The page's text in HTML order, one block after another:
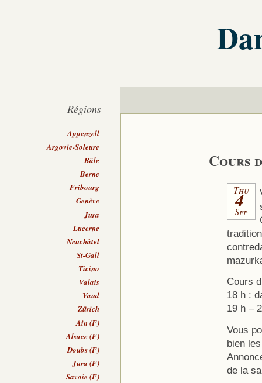
Cours
Thu
4
Sep
Cours
18 h :
19 h –
Vous
bien
de la
Régions
Appenzell
Argovie-Soleure
Bâle
Berne
Fribourg
Genève
Jura
Lucerne
Neuchâtel
St-Gall
Ticino
Valais
Vaud
Zürich
Ain (F)
Alsace (F)
Doubs (F)
Jura (F)
Savoie (F)